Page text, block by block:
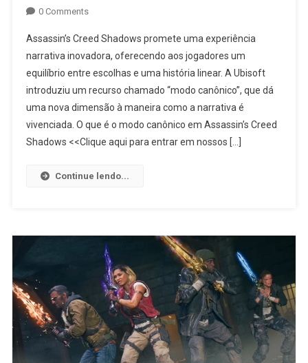
0 Comments
Assassin’s Creed Shadows promete uma experiência
narrativa inovadora, oferecendo aos jogadores um
equilíbrio entre escolhas e uma história linear. A Ubisoft
introduziu um recurso chamado “modo canônico”, que dá
uma nova dimensão à maneira como a narrativa é
vivenciada. O que é o modo canônico em Assassin’s Creed
Shadows <<Clique aqui para entrar em nossos […]
Continue lendo...